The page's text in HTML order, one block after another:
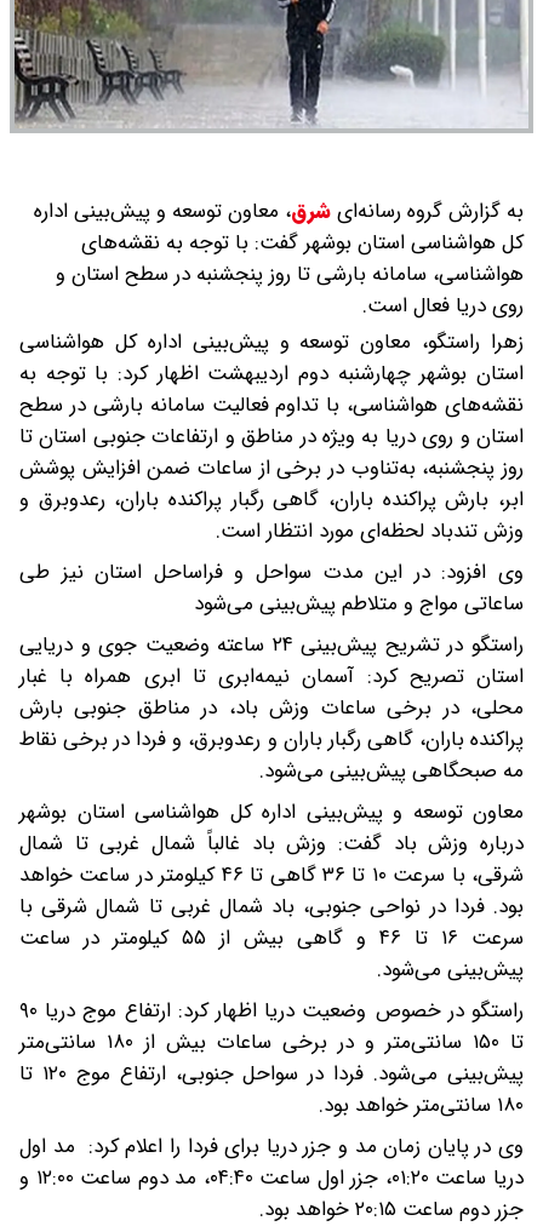
به گزارش گروه رسانه‌ایشرق، معاون توسعه و پیش‌بینی اداره
کل هواشناسی استان بوشهر گفت: با توجه به نقشه‌های
هواشناسی، سامانه بارشی تا روز پنجشنبه در سطح استان و
روی دریا فعال است.
زهرا راستگو، معاون توسعه و پیش‌بینی اداره کل هواشناسی
استان بوشهر چهارشنبه دوم اردیبهشت اظهار کرد: با توجه به
نقشه‌های هواشناسی، با تداوم فعالیت سامانه بارشی در سطح
استان و روی دریا به ویژه در مناطق و ارتفاعات جنوبی استان تا
روز پنجشنبه، به‌تناوب در برخی از ساعات ضمن افزایش پوشش
ابر، بارش پراکنده باران، گاهی رگبار پراکنده باران، رعدوبرق و
وزش تندباد لحظه‌ای مورد انتظار است.
وی افزود: در این مدت سواحل و فراساحل استان نیز طی
ساعاتی مواج و متلاطم پیش‌بینی می‌شود
راستگو در تشریح پیش‌بینی ۲۴ ساعته وضعیت جوی و دریایی
استان تصریح کرد: آسمان نیمه‌ابری تا ابری همراه با غبار
محلی، در برخی ساعات وزش باد، در مناطق جنوبی بارش
پراکنده باران، گاهی رگبار باران و رعدوبرق، و فردا در برخی نقاط
مه صبحگاهی پیش‌بینی می‌شود.
معاون توسعه و پیش‌بینی اداره کل هواشناسی استان بوشهر
درباره وزش باد گفت: وزش باد غالباً شمال غربی تا شمال
شرقی، با سرعت ۱۰ تا ۳۶ گاهی تا ۴۶ کیلومتر در ساعت خواهد
بود. فردا در نواحی جنوبی، باد شمال غربی تا شمال شرقی با
سرعت ۱۶ تا ۴۶ و گاهی بیش از ۵۵ کیلومتر در ساعت
پیش‌بینی می‌شود.
راستگو در خصوص وضعیت دریا اظهار کرد: ارتفاع موج دریا ۹۰
تا ۱۵۰ سانتی‌متر و در برخی ساعات بیش از ۱۸۰ سانتی‌متر
پیش‌بینی می‌شود. فردا در سواحل جنوبی، ارتفاع موج ۱۲۰ تا
۱۸۰ سانتی‌متر خواهد بود.
وی در پایان زمان مد و جزر دریا برای فردا را اعلام کرد: مد اول
دریا ساعت ۰۱:۲۰، جزر اول ساعت ۰۴:۴۰، مد دوم ساعت ۱۲:۰۰ و
جزر دوم ساعت ۲۰:۱۵ خواهد بود.